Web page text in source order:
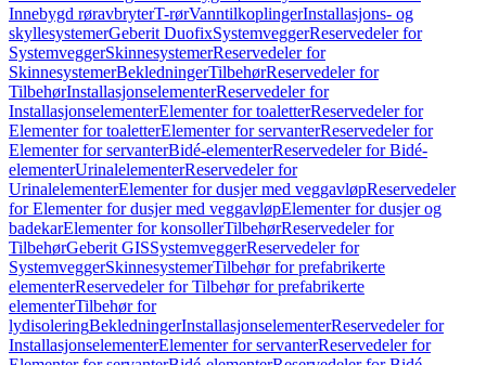
Innebygd røravbryterT-rørVanntilkoplingerInstallasjons- og
skyllesystemerGeberit DuofixSystemveggerReservedeler for
SystemveggerSkinnesystemerReservedeler for
SkinnesystemerBekledningerTilbehørReservedeler for
TilbehørInstallasjonselementerReservedeler for
InstallasjonselementerElementer for toaletterReservedeler for
Elementer for toaletterElementer for servanterReservedeler for
Elementer for servanterBidé-elementerReservedeler for Bidé-
elementerUrinalelementerReservedeler for
UrinalelementerElementer for dusjer med veggavløpReservedeler
for Elementer for dusjer med veggavløpElementer for dusjer og
badekarElementer for konsollerTilbehørReservedeler for
TilbehørGeberit GISSystemveggerReservedeler for
SystemveggerSkinnesystemerTilbehør for prefabrikerte
elementerReservedeler for Tilbehør for prefabrikerte
elementerTilbehør for
lydisoleringBekledningerInstallasjonselementerReservedeler for
InstallasjonselementerElementer for servanterReservedeler for